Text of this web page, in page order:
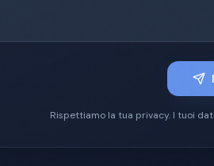
Rispettiamo la tua privacy. I tuoi